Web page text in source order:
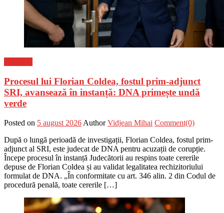
Procesul lui Florian Coldea, fostul prim-adjunct
SRI, avansează în instanță: DNA primește undă
verde
Posted on 5 august 2026 Author Vidjean Mihai Comment(0)
După o lungă perioadă de investigații, Florian Coldea, fostul prim-
adjunct al SRI, este judecat de DNA pentru acuzații de corupție.
Începe procesul în instanță Judecătorii au respins toate cererile
depuse de Florian Coldea și au validat legalitatea rechizitoriului
formulat de DNA. „În conformitate cu art. 346 alin. 2 din Codul de
procedură penală, toate cererile […]